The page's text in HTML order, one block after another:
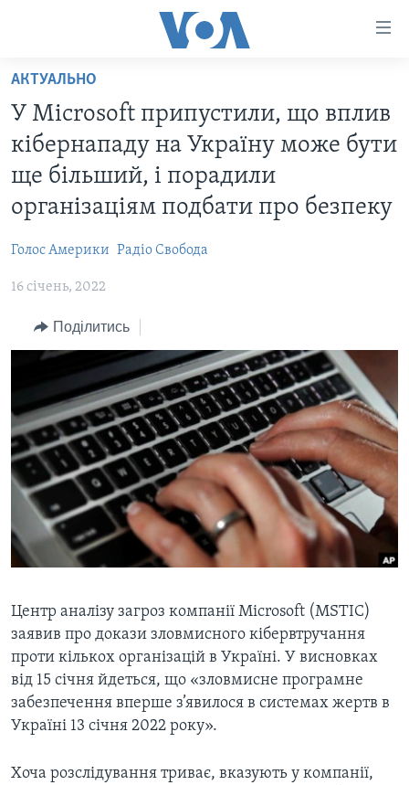
Перейти
матеріалу
Перейти
меню
сторінки
до
Пошуку
АКТУАЛЬНО
СВІТ
ВІЙНА - ЦЕ ОСОБИСТЕ
УКРАЇНЦІ У СВІТІ
НАУКА
ЗДОРОВ'Я
КУЛЬТУРА
СУСПІЛЬСТВО
ЕКОНОМІКА
ІСТОРІЇ УСПІХУ УКРАЇНЦІВ
АНАЛІТИКА
ПОЛІТИКА В США
ДНІВ
УКРАЇНЦІ В АМЕРИЦІ
ІНТЕРВ'Ю
БОРОТЬБА З ДЕЗІНФОРМАЦІЄЮ
ВІДЕО
ТЕЛЕПРОГРАМИ
ЧАС-TIME
БРИФІНГ ГОЛОСУ АМЕРИКИ
СТУДІЯ ВАШИНГТОН
ПРАЙМ-ТАЙМ
ПОГЛЯД З ВАШИНГТОНА
ENGLISH
Learning English
Мови
АКТУАЛЬНО
У Microsoft припустили, що вплив
кібернападу на Україну може бути
ще більший, і порадили
організаціям подбати про безпеку
Голос Америки Радіо Свобода
16 січень, 2022
Поділитись
Центр аналізу загроз компанії Microsoft (MSTIC)
заявив про докази зловмисного кібервтручання
проти кількох організацій в Україні. У висновках
від 15 січня йдеться, що «зловмисне програмне
забезпечення вперше з’явилося в системах жертв в
Україні 13 січня 2022 року».
Хоча розслідування триває, вказують у компанії,